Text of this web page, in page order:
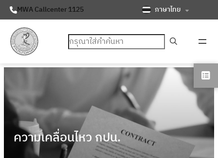
MWA Callcenter 1125 ภาษาไทย
ค้นหา
ความเคลื่อนไหว กปน.